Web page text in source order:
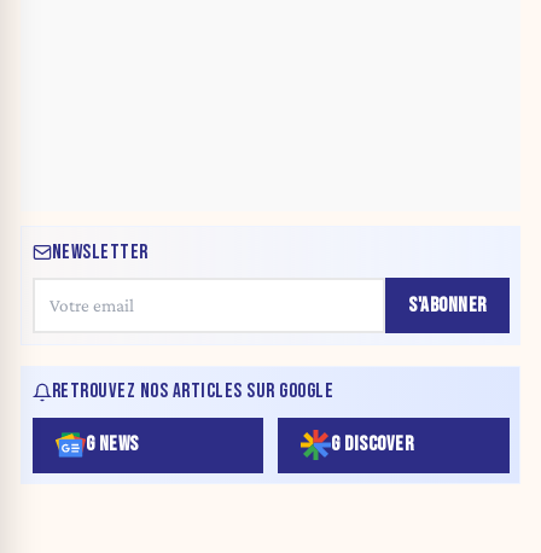
NEWSLETTER
S'ABONNER
RETROUVEZ NOS ARTICLES SUR GOOGLE
G NEWS G DISCOVER